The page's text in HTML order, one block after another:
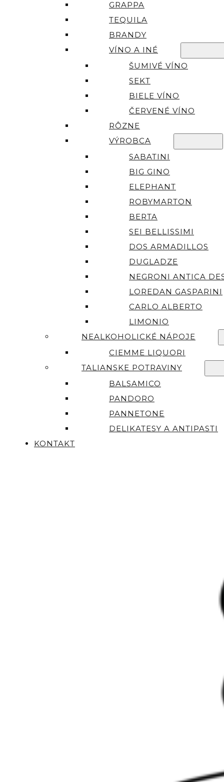
GRAPPA
TEQUILA
BRANDY
VÍNO A INÉ
ŠUMIVÉ VÍNO
SEKT
BIELE VÍNO
ČERVENÉ VÍNO
RÔZNE
VÝROBCA
SABATINI
BIG GINO
ELEPHANT
ROBYMARTON
BERTA
SEI BELLISSIMI
DOS ARMADILLOS
DUGLADZE
NEGRONI ANTICA
LOREDAN GASPARINI
CARLO ALBERTO
LIMONIO
NEALKOHOLICKÉ NÁPOJE
CIEMME LIQUORI
TALIANSKE POTRAVINY
BALSAMICO
PANDORO
PANNETONE
DELIKATESY A ANTIPASTI
KONTAKT